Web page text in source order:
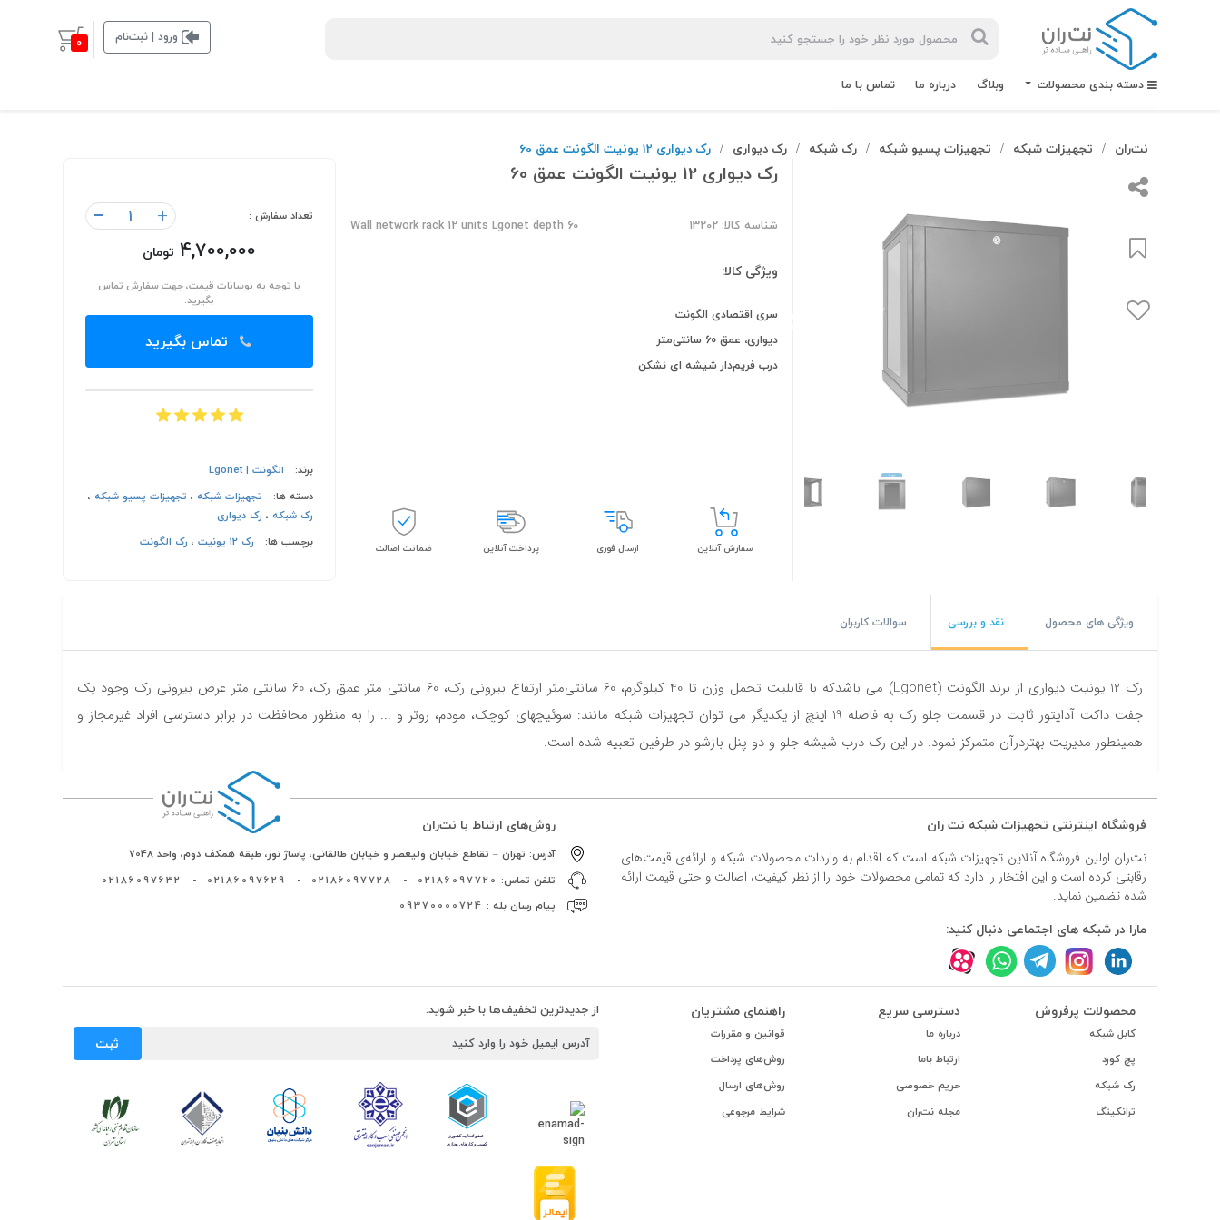
ورود | ثبت‌نام 0
دسته بندی محصولات وبلاگ درباره ما تماس با ما
#ترانکینگ دانوب
#سوکت شبکه
#کیستون شبکه
#پچ پنل لگراند
#داکت ساده
نت‌ران / تجهیزات شبکه / تجهیزات پسیو شبکه / رک شبکه / رک دیواری / رک دیواری 12 یونیت الگونت عمق 60
رک دیواری 12 یونیت الگونت عمق 60
شناسه کالا: 13202 Wall network rack 12 units Lgonet depth 60
ویژگی کالا:
سری اقتصادی الگونت
دیواری، عمق 60 سانتی‌متر
درب فریم‌دار شیشه ای نشکن
سفارش آنلاین ارسال فوری پرداخت آنلاین ضمانت اصالت
تعداد سفارش : +
-
4,700,000 تومان
با توجه به نوسانات قیمت، جهت سفارش تماس
بگیرید.
تماس بگیرید
برند:
الگونت | Lgonet
دسته ها:
تجهیزات شبکه، تجهیزات پسیو شبکه،
رک شبکه، رک دیواری
برچسب ها:
رک 12 یونیت ، رک الگونت
ویژگی های محصول نقد و بررسی سوالات کاربران
رک 12 یونیت دیواری از برند الگونت (Lgonet) می باشدکه با قابلیت تحمل وزن تا 40 کیلوگرم، 60 سانتی‌متر ارتفاع بیرونی رک، 60 سانتی متر عمق رک، 60 سانتی متر عرض بیرونی رک وجود یک
جفت داکت آداپتور ثابت در قسمت جلو رک به فاصله 19 اینچ از یکدیگر می توان تجهیزات شبکه مانند: سوئیچهای کوچک، مودم، روتر و ... را به منظور محافظت در برابر دسترسی افراد غیرمجاز و
همینطور مدیریت بهتردرآن متمرکز نمود. در این رک درب شیشه جلو و دو پنل بازشو در طرفین تعبیه شده است.
فروشگاه اینترنتی تجهیزات شبکه نت ران
نت‌ران اولین فروشگاه آنلاین تجهیزات شبکه است که اقدام به واردات محصولات شبکه و ارائه‌ی قیمت‌های
رقابتی کرده است و این افتخار را دارد که تمامی محصولات خود را از نظر کیفیت، اصالت و حتی قیمت ارائه
شده تضمین نماید.
مارا در شبکه های اجتماعی دنبال کنید:
روش‌های ارتباط با نت‌ران
آدرس: تهران – تقاطع خیابان ولیعصر و خیابان طالقانی، پاساژ نور، طبقه همکف دوم، واحد 7048
تلفن تماس: 02186097720
-
02186097728
-
02186097629
-
02186097632
پیام رسان بله : 09370000724
محصولات پرفروش
کابل شبکه
پچ کورد
رک شبکه
ترانکینگ
دسترسی سریع
درباره ما
ارتباط باما
حریم خصوصی
مجله نت‌ران
راهنمای مشتریان
قوانین و مقررات
روش‌های پرداخت
روش‌های ارسال
شرایط مرجوعی
از جدیدترین تخفیف‌ها با خبر شوید:
ثبت